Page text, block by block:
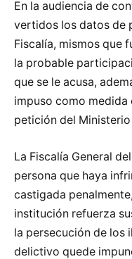
En la audiencia de
vertidos los datos de
Fiscalía, mismos que
la probable
que se le acusa,
impuso como
petición del
La Fiscalía General
persona que haya
castigada
institución refuerza
la persecución de los
delictivo quede